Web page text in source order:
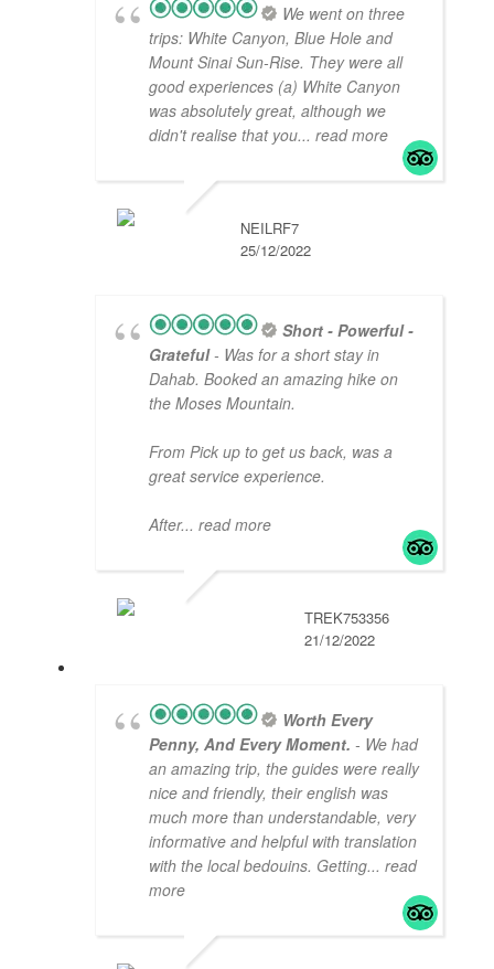
We went on three
trips: White Canyon, Blue Hole and
Mount Sinai Sun-Rise. They were all
good experiences (a) White Canyon
was absolutely great, although we
didn't realise that you... read more
NEILRF7
25/12/2022
Short - Powerful -
Grateful- Was for a short stay in
Dahab. Booked an amazing hike on
the Moses Mountain.
From Pick up to get us back, was a
great service experience.
After... read more
TREK753356
21/12/2022
Worth Every
Penny, And Every Moment. - We had
an amazing trip, the guides were really
nice and friendly, their english was
much more than understandable, very
informative and helpful with translation
with the local bedouins. Getting... read
more